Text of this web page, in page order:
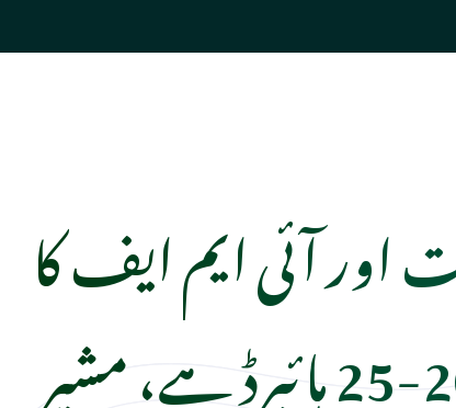
اور آئی ایم ایف کا
بجٹ 2024-25 ہائبرڈ ہے، مشیر